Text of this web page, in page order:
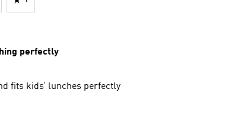
perfectly
fits kids’ lunches perfectly